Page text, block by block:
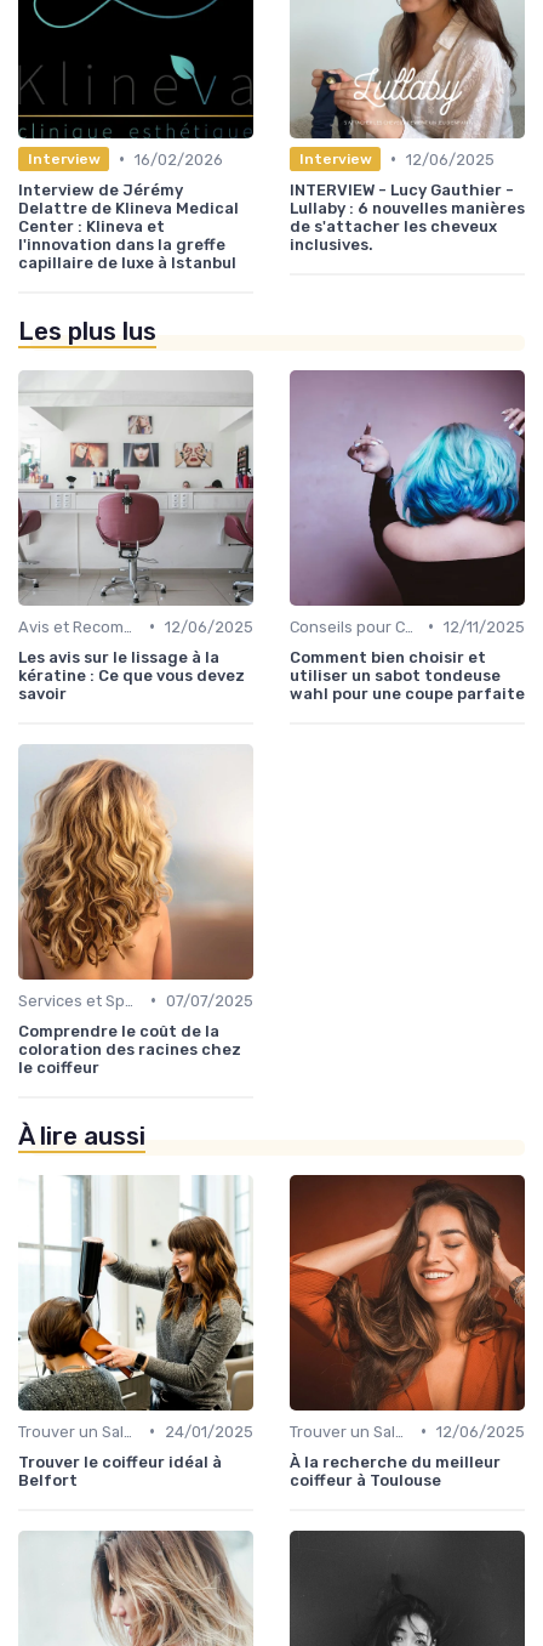
Interview • 16/02/2026
Interview de Jérémy
Delattre de Klineva Medical
Center : Klineva et
l'innovation dans la greffe
capillaire de luxe à Istanbul
Interview • 12/06/2025
INTERVIEW - Lucy Gauthier -
Lullaby : 6 nouvelles manières
de s'attacher les cheveux
inclusives.
Les plus lus
• 12/06/2025
Les avis sur le lissage à la
kératine : Ce que vous devez
savoir
• 12/11/2025
Comment bien choisir et
utiliser un sabot tondeuse
wahl pour une coupe parfaite
• 07/07/2025
Comprendre le coût de la
coloration des racines chez
le coiffeur
À lire aussi
•
24/01/2025
Trouver le coiffeur idéal à
Belfort
• 12/06/2025
À la recherche du meilleur
coiffeur à Toulouse